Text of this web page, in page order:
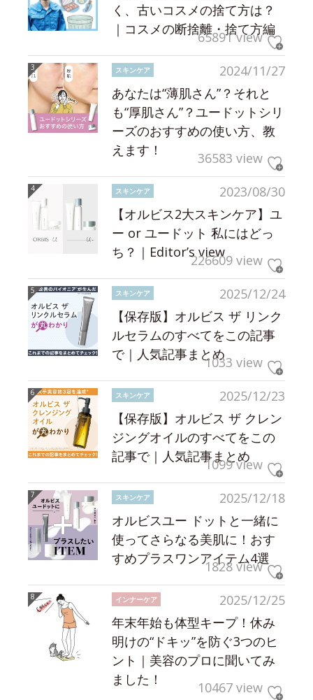
く、古いコスメの捨て方は？
｜コスメの断捨離・捨て方編
65891 view
2024/11/27
スキンケア
あなたは“薄肌さん”？それと
も“厚肌さん”？ユードットシリ
ーズのおすすめの使い方、教
えます！
36583 view
2023/08/30
スキンケア
【オルビス2大スキンケア】ユ
ー or ユードット 私にはどっ
ち？｜Editor’s view226609 view
2025/12/24
スキンケア
【保存版】オルビス ザ リンク
ルセラムのすべてをこの記事
で｜人気記事まとめ1033 view
2025/12/23
スキンケア
【保存版】オルビス ザ クレン
ジングオイルのすべてをこの
記事で｜人気記事まとめ
1099 view
2025/12/18
スキンケア
オルビスユー ドットと一緒に
使ってさらなる美肌に！おす
すめプラスワンアイテム4選
1828 view
2025/12/25
インナーケア
年末年始も体型キープ！休み
明けの“ドキッ”を防ぐ3つのヒ
ント｜美容のプロに聞いてみ
ました！
10467 view